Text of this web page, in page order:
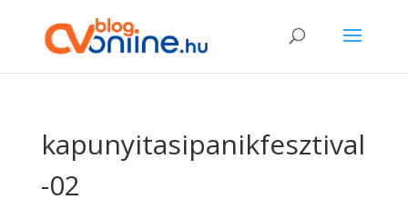
kapunyitasipanikfesztival
-02